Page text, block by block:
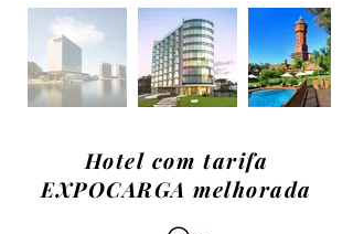
Hotel com tarifa
EXPOCARGA melhorada